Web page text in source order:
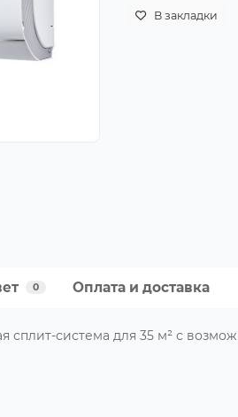
В закладки
0 Оплата и доставка
сплит-система для 35 м² с